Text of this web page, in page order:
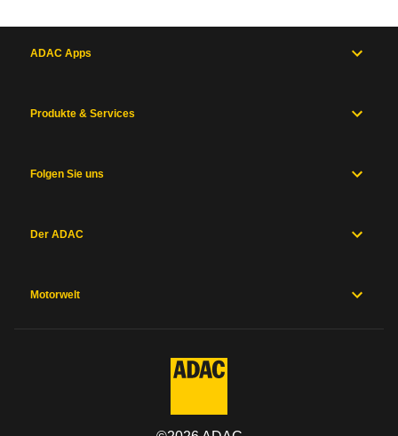
ADAC Apps
Produkte & Services
Folgen Sie uns
Der ADAC
Motorwelt